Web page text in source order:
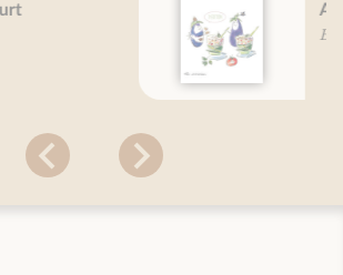
Aubergines, je vous aime…
Béatrice Vigot-Lagandré